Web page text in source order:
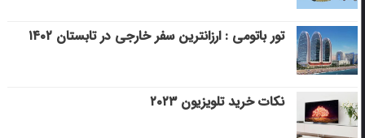
تور باتومی : ارزانترین سفر خارجی در تابستان ۱۴۰۲
نکات خرید تلویزیون ۲۰۲۳